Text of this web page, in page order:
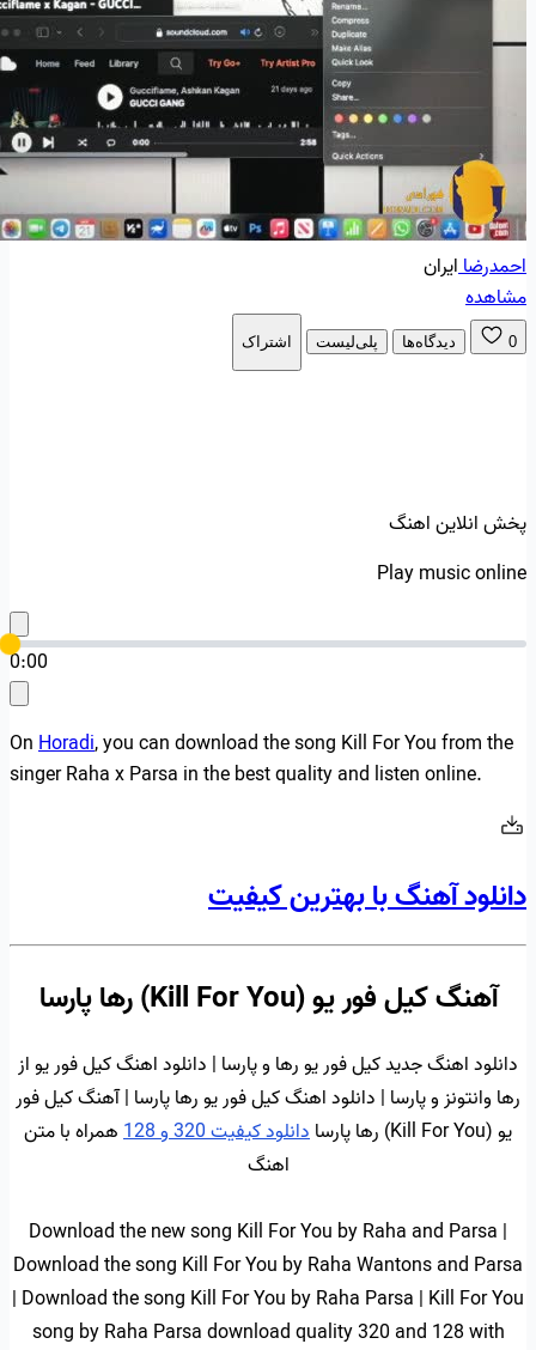
احمدرضاایران
مشاهده
0 دیدگاه‌ها پلی‌لیست اشتراک
پخش انلاین اهنگ
Play music online
0:00
OnHoradi, you can download the song Kill For You from the
singer Raha x Parsa in the best quality and listen online.
دانلود آهنگ با بهترین کیفیت
آهنگ کیل فور یو (Kill For You) رها پارسا
دانلود اهنگ جدید کیل فور یو رها و پارسا | دانلود اهنگ کیل فور یو از
رها وانتونز و پارسا | دانلود اهنگ کیل فور یو رها پارسا | آهنگ کیل فور
یو (Kill For You) رها پارسا
دانلود کیفیت 320 و 128
همراه با متن
اهنگ
Download the new song Kill For You by Raha and Parsa |
Download the song Kill For You by Raha Wantons and Parsa
| Download the song Kill For You by Raha Parsa | Kill For You
song by Raha Parsa download quality 320 and 128 with